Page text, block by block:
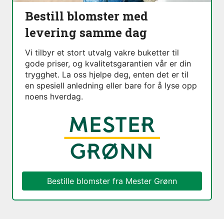
Bestill blomster med
levering samme dag
Vi tilbyr et stort utvalg vakre buketter til
gode priser, og kvalitetsgarantien vår er din
trygghet. La oss hjelpe deg, enten det er til
en spesiell anledning eller bare for å lyse opp
noens hverdag.
Bestille blomster fra Mester Grønn